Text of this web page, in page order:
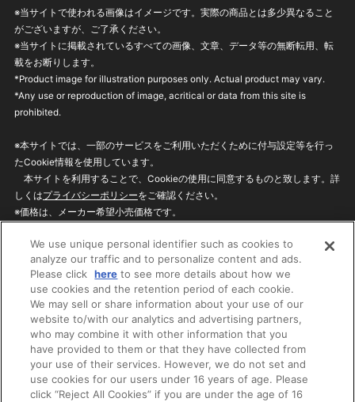
※当サイトで使われる画像はイメージです。実際の商品とは多少異なること
がございますが、ご了承ください。
※当サイトに掲載されているすべての画像、文章、データ等の無断転用、転
載をお断りします。
*Product image for illustration purposes only. Actual product may vary.
*Any use or reproduction of image, acritical or data from this site is
prohibited.
※本サイトでは、一部のサービスをご利用いただくために付与設定等を行っ
たCookie情報を使用しています。
本サイトを利用することで、Cookieの使用に同意するものと致します。詳
しくはプライバシーポリシーをご確認ください。
※価格は、メーカー希望小売価格です。
ざいますのでご了承ください。
privacypolicy
Do Not Sell or Share My
Personal Information
ウェブサイトご利用条件
ソーシャルメディアポリシー
個人情報保護方針
お問い合わせ
©BANDAI
We use unique personal identifier such as cookies to
analyze our traffic and to personalize content and ads.
Please click here to see more details about how we
use cookies and the retention period of each cookie.
We may sell or share information about your use of our
website to/with our analytics and advertising partners,
who may combine it with other information that you
have provided to them or that they have collected from
your use of their services. However, we do not set and
use cookies for our users under 16 years of age. Please
click “Reject All Cookies” if you are under the age of 16